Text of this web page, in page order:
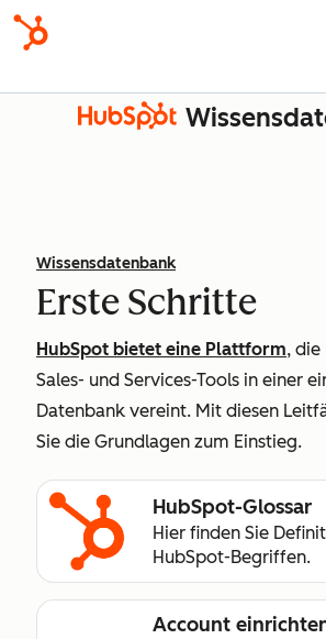
Wissensdatenbank
Erste Schritte
HubSpot bietet eine Plattform, die
Sales- und Services-Tools in einer
Datenbank vereint. Mit diesen
Sie die Grundlagen zum Einstieg.
HubSpot-Glossar
Hier finden Sie
HubSpot-Begriffen.
Account